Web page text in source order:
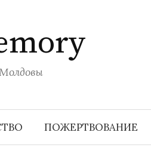
ПОЖЕРТВОВАНИЕ